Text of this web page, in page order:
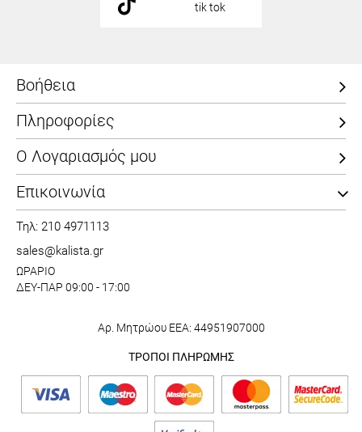
tik tok
Βοήθεια
Πληροφορίες
Ο Λογαριασμός μου
Επικοινωνία
Τηλ: 210 4971113
sales@kalista.gr
ΩΡΑΡΙΟ
ΔΕΥ-ΠΑΡ 09:00 - 17:00
Αρ. Μητρώου ΕΕΑ: 44951907000
ΤΡΟΠΟΙ ΠΛΗΡΩΜΗΣ